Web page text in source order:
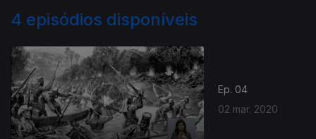
4 episódios disponíveis
Ep. 04
02 mar. 2020